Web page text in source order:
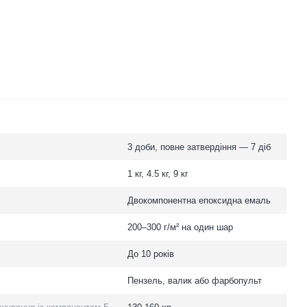
3 доби, повне затвердіння — 7 діб
1 кг, 4.5 кг, 9 кг
Двокомпонентна епоксидна емаль
200–300 г/м² на один шар
До 10 років
Пензель, валик або фарбопульт